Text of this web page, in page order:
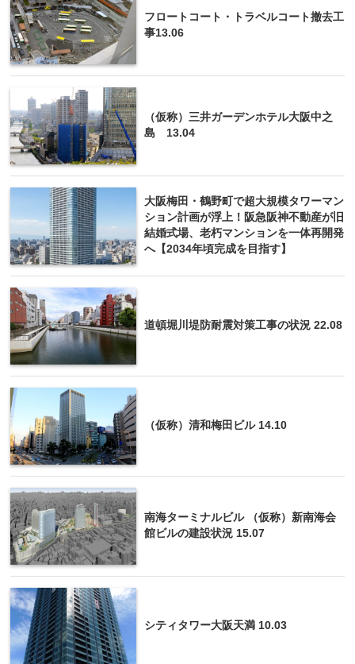
フロートコート・トラベルコート撤去工
事13.06
（仮称）三井ガーデンホテル大阪中之
島 13.04
大阪梅田・鶴野町で超大規模タワーマン
ション計画が浮上！阪急阪神不動産が旧
結婚式場、老朽マンションを一体再開発
へ【2034年頃完成を目指す】
道頓堀川堤防耐震対策工事の状況 22.08
（仮称）清和梅田ビル 14.10
南海ターミナルビル （仮称）新南海会
館ビルの建設状況 15.07
シティタワー大阪天満 10.03